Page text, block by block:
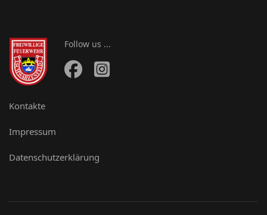
Follow us ...
Kontakte
Impressum
Datenschutzerklärung